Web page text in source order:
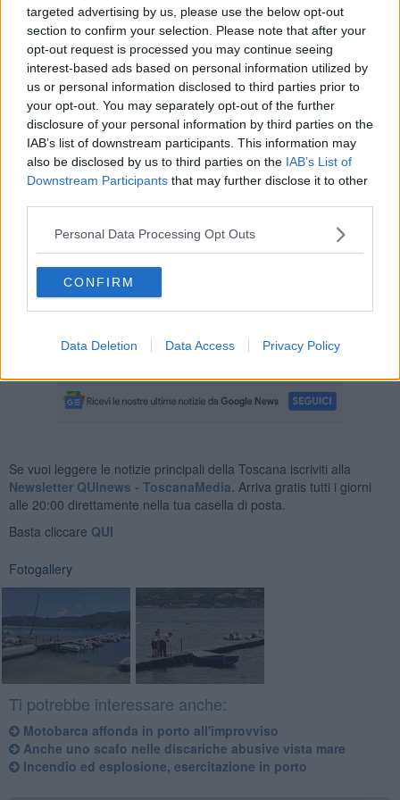
targeted advertising by us, please use the below opt-out
section to confirm your selection. Please note that after your
opt-out request is processed you may continue seeing
interest-based ads based on personal information utilized by
us or personal information disclosed to third parties prior to
your opt-out. You may separately opt-out of the further
disclosure of your personal information by third parties on the
IAB’s list of downstream participants. This information may
also be disclosed by us to third parties on the IAB’s List of
Downstream Participants that may further disclose it to other
Personal Data Processing Opt Outs
CONFIRM
Data Deletion Data Access Privacy Policy
assicurato le proprie unità al molo di sottoflutto, con conseguente
intralcio al traffico portuale e potenziale pericolo per la sicurezza
della navigazione.
Il deposito abusivo dei natanti, inoltre, ostacolava le operazioni di
installazione nelle immediate vicinanze del porto di un campo boe
autorizzato dall’amministrazione comunale di Campo nell’Elba.
il Comune di Campo nell’Elba hanno coordinato le operazioni di
rimozione e trasferimento presso il deposito comunale delle unità
ancora ormeggiate al molo.
Ai responsabili sono state contestate le violazioni stabilite dal
codice della nautica da diporto che prevedono sanzioni fino a 1.377
sostenere i costi delle spese di custodia.
Se vuoi leggere le notizie principali della Toscana iscriviti alla
Newsletter QUInews - ToscanaMedia. Arriva gratis tutti i giorni
alle 20:00 direttamente nella tua casella di posta.
Basta cliccare QUI
Fotogallery
Ti potrebbe interessare anche:
Motobarca affonda in porto all'improvviso
Anche uno scafo nelle discariche abusive vista mare
Incendio ed esplosione, esercitazione in porto